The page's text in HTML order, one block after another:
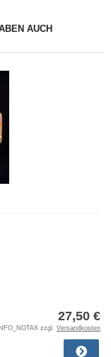
AUCH
27,50 €
zzgl. Versandkosten